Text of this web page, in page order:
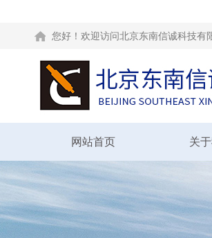
您好！欢迎访问北京东南信诚科技有
网站首页 关